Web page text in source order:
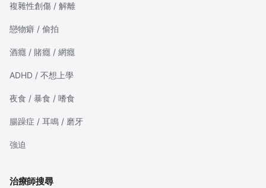
複雜性創傷 / 解離
戀物癖 / 偷拍
酒癮 / 賭癮 / 網癮
ADHD / 不想上學
夜食 / 暴食 / 嗜食
腸躁症 / 耳鳴 / 磨牙
強迫
治療師搜尋